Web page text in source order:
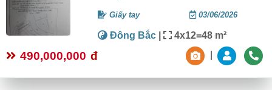
Giấy tay 03/06/2026
Đông Bắc | 4x12=48 m²
490,000,000 đ